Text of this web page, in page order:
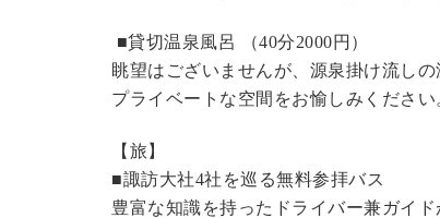
■貸切温泉風呂 （40分2000円）
眺望はございませんが、源泉掛け流し
プライベートな空間をお愉しみください
【旅】
■諏訪大社4社を巡る無料参拝バス
豊富な知識を持ったドライバー兼ガイド